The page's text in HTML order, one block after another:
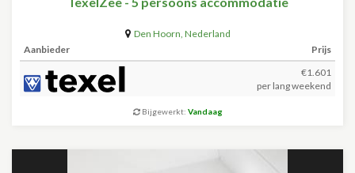
Den Hoorn, Nederland
Aanbieder
Prijs
€1.601
per lang weekend
Bijgewerkt: Vandaag